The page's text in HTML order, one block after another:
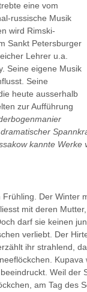
eine vom
russische Musik
wird Rimski-
Sankt Petersburger
Lehrer u.a.
Seine eigene Musik
Seine
heute ausserhalb
zur Aufführung
kannte Werke
Der Winter
mit deren
darf sie keinen
verliebt. Der
ihr strahlend,
Weil
am Tag des